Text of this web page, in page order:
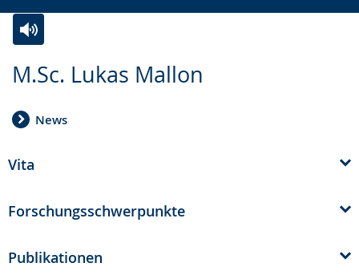
M.Sc. Lukas Mallon
News
Leichten
wechseln.
Audio-
Video
Deutscher
wird
Vita
Forschungsschwerpunkte
Publikationen